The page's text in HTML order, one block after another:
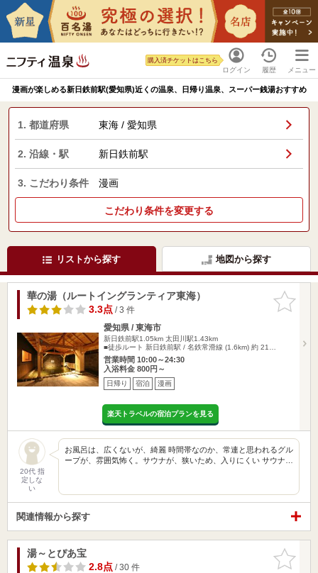
ログイン
購入済チケットはこちら
履歴 メニュー
漫画が楽しめる新日鉄前駅(愛知県)近くの温泉、日帰り温泉、スーパー銭湯おすすめ
1. 都道府県 東海 / 愛知県
2. 沿線・駅 新日鉄前駅
3. こだわり条件 漫画
こだわり条件を変更する
リストから探す 地図から探す
お気に入
りに追加
華の湯（ルートイングランティア東海）
3.3点/ 3 件
愛知県 / 東海市
新日鉄前駅1.05km 太田川駅1.43km
■徒歩ルート 新日鉄前駅 / 名鉄常滑線 (1.6km) 約 21…
営業時間 10:00～24:30
入浴料金 800円～
日帰り 宿泊 漫画
楽天トラベルの宿泊プランを見る
20代 指
定しな
い
お風呂は、広くないが、綺麗 時間帯なのか、常連と思われるグル
ープが、雰囲気怖く。サウナが、狭いため、入りにくい サウナ…
関連情報から探す
お気に入
りに追加
湯～とぴあ宝
2.8点/ 30 件